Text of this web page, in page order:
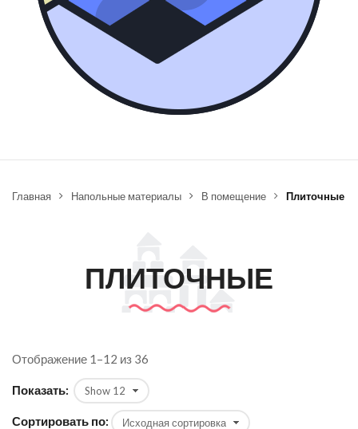
Главная Напольные материалы В помещение Плиточные
ПЛИТОЧНЫЕ
Отображение 1–12 из 36
Показать:
Сортировать по: